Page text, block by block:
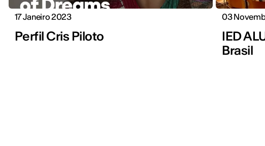
17 Janeiro 2023
Perfil Cris Piloto
03
IED
Brasil